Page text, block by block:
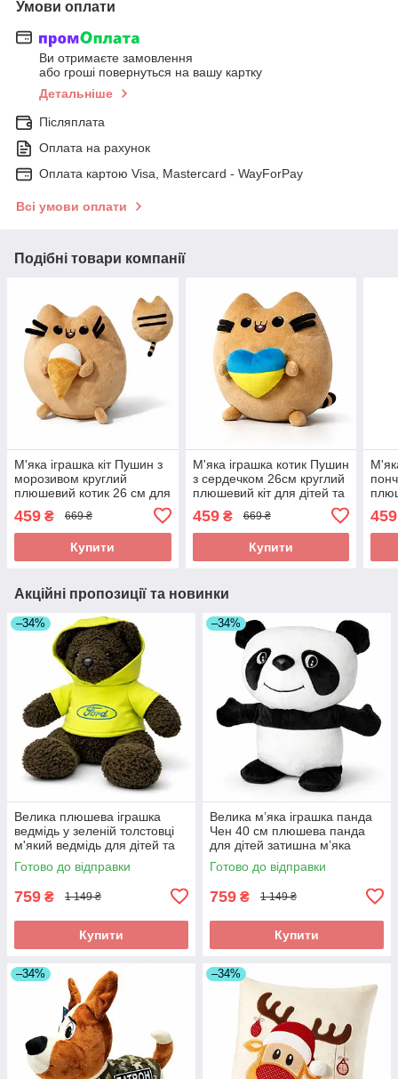
Умови оплати
Ви отримаєте замовлення
або гроші повернуться на вашу картку
Детальніше
Післяплата
Оплата на рахунок
Оплата картою Visa, Mastercard - WayForPay
Всі умови оплати
Подібні товари компанії
М'яка іграшка кіт Пушин з
морозивом круглий
плюшевий котик 26 см для
Dreamtoys
459 ₴ 669 ₴
Купити
М'яка іграшка котик Пушин
з сердечком 26см круглий
плюшевий кіт для дітей та
Україна
459₴ 669 ₴
Купити
459
Акційні пропозиції та новинки
–34%
Велика плюшева іграшка
ведмідь у зеленій толстовці
м'який ведмідь для дітей та
обіймів 49 см
Готово до відправки
759 ₴ 1 149 ₴
Купити
–34%
Велика м’яка іграшка панда
Чен 40 см плюшева панда
для дітей затишна м’яка
іграшка для подарунка
Готово до відправки
759 ₴ 1 149 ₴
Купити
–34% –34%